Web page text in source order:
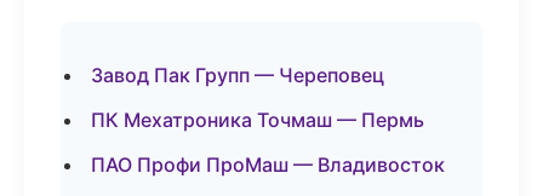
Завод Пак Групп — Череповец
ПК Мехатроника Точмаш — Пермь
ПАО Профи ПроМаш — Владивосток